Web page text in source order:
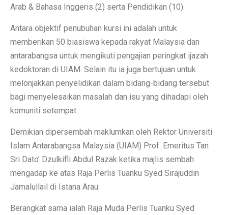
Arab & Bahasa Inggeris (2) serta Pendidikan (10).
Antara objektif penubuhan kursi ini adalah untuk
memberikan 50 biasiswa kepada rakyat Malaysia dan
antarabangsa untuk mengikuti pengajian peringkat ijazah
kedoktoran di UIAM. Selain itu ia juga bertujuan untuk
melonjakkan penyelidikan dalam bidang-bidang tersebut
bagi menyelesaikan masalah dan isu yang dihadapi oleh
komuniti setempat.
Demikian dipersembah maklumkan oleh Rektor Universiti
Islam Antarabangsa Malaysia (UIAM) Prof. Emeritus Tan
Sri Dato’ Dzulkifli Abdul Razak ketika majlis sembah
mengadap ke atas Raja Perlis Tuanku Syed Sirajuddin
Jamalullail di Istana Arau.
Berangkat sama ialah Raja Muda Perlis Tuanku Syed